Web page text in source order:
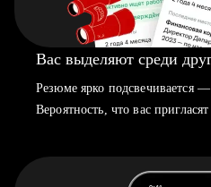
Вас выделяют среди
Резюме ярко подсвечивается
Вероятность, что вас